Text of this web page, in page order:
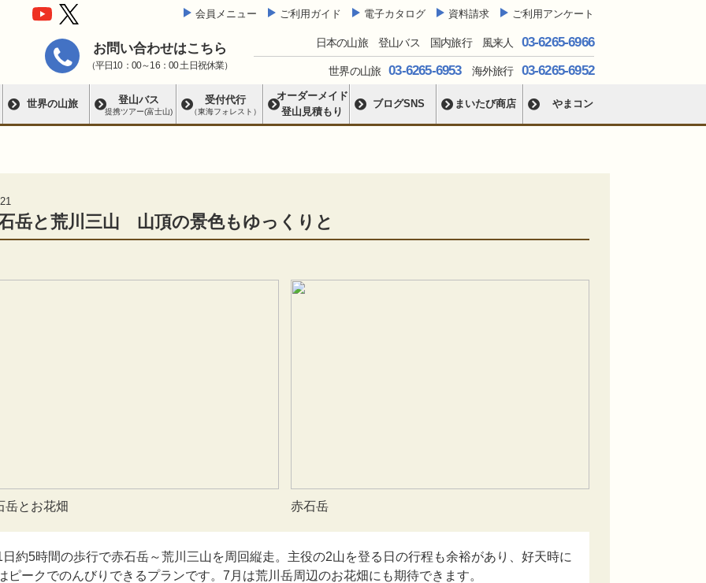
会員メニュー ご利用ガイド 電子カタログ 資料請求 ご利用アンケート
お問い合わせはこちら
（平日10：00～16：00 土日祝休業）
日本の山旅 登山バス 国内旅行 風来人 03-6265-6966
世界の山旅 03-6265-6953海外旅行 03-6265-6952
世界の山旅 登山バス
提携ツアー(富士山)
受付代行
（東海フォレスト）
オーダーメイド
登山見積もり
ブログSNS まいたび商店 やまコン
岳と荒川三山 山頂の景色もゆっくりと
岳とお花畑 赤石岳
日約5時間の歩行で赤石岳～荒川三山を周回縦走。主役の2山を登る日の行程も余裕があり、好天時に
ピークでのんびりできるプランです。7月は荒川岳周辺のお花畑にも期待できます。